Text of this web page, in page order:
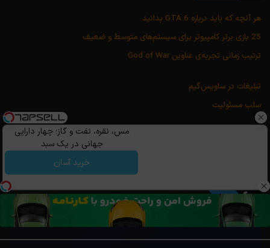
هر آنچه که باید درباره GTA 6 بدانید
25 بازی برتر کامپیوتر برای سیستم‌های متوسط و ضعیف
ترتیب زمانی تجربه‌ی عناوین God of War
تبلیغات در ساویس‌گیم
سلب مسئولیت
سیاست حفظ حریم خصوصی |
وبگردی
مس، نقره، نفت و گاز؛ چهار دارایی
جهانی در یک سبد
خرید آسان